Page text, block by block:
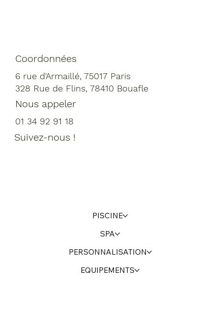
Coordonnées
6 rue d'Armaillé, 75017 Paris
328 Rue de Flins, 78410 Bouafle
Nous appeler
01 34 92 91 18
Suivez-nous !
PISCINE
SPA
PERSONNALISATION
EQUIPEMENTS